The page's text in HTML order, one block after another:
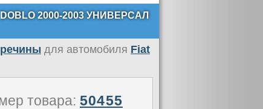
2000-2003 УНИВЕРСАЛ
для автомобиля Fiat
товара: 50455